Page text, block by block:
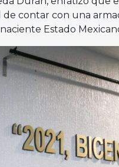
de contar con una
Estado